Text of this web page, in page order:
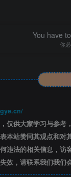
You have
你
仅供大家学习与参考
本站赞同其观点和对
违法的相关信息，访
效，请联系我们我们